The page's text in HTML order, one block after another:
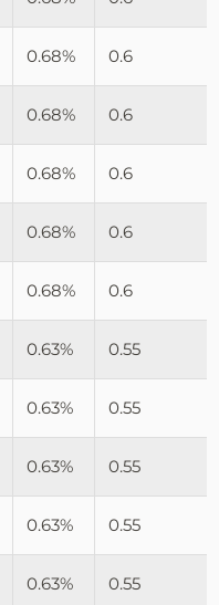
0.68% 0.6
0.68% 0.6
0.68% 0.6
0.68% 0.6
0.68% 0.6
0.63% 0.55
0.63% 0.55
0.63% 0.55
0.63% 0.55
0.63% 0.55